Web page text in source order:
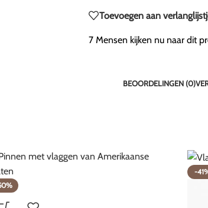
Toevoegen aan
7 Mensen kijken nu naar dit
BEOORDELINGEN (0)
-